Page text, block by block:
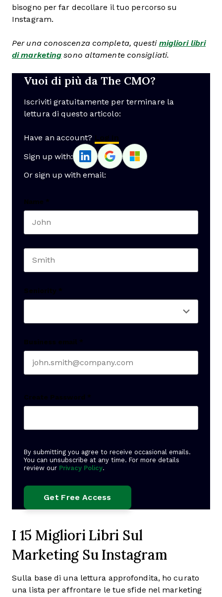
bisogno per far decollare il tuo percorso su
Instagram.
Per una conoscenza completa, questi migliori libri
di marketing sono altamente consigliati.
Vuoi di più da The CMO?
Iscriviti gratuitamente per terminare la
lettura di questo articolo:
Have an account? Log In
Sign up with:
Or sign up with email:
Name *
Seniority *
Business email *
Create Password *
By submitting you agree to receive occasional emails.
You can unsubscribe at any time. For more details
review our Privacy Policy.
I 15 Migliori Libri Sul
Marketing Su Instagram
Sulla base di una lettura approfondita, ho curato
una lista per affrontare le tue sfide nel marketing